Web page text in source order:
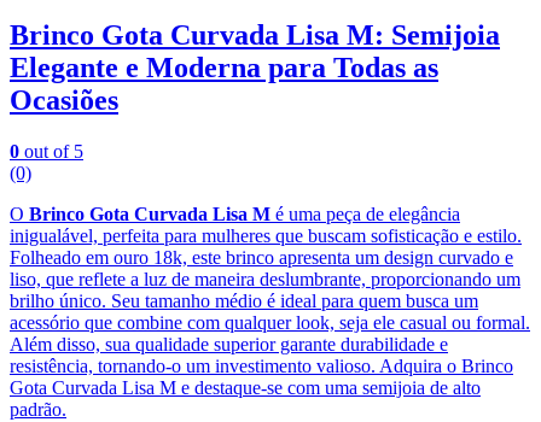
Brinco Gota Curvada Lisa M: Semijoia
Elegante e Moderna para Todas as
Ocasiões
0 out of 5
(0)
O Brinco Gota Curvada Lisa M é uma peça de elegância
inigualável, perfeita para mulheres que buscam sofisticação e estilo.
Folheado em ouro 18k, este brinco apresenta um design curvado e
liso, que reflete a luz de maneira deslumbrante, proporcionando um
brilho único. Seu tamanho médio é ideal para quem busca um
acessório que combine com qualquer look, seja ele casual ou formal.
Além disso, sua qualidade superior garante durabilidade e
resistência, tornando-o um investimento valioso. Adquira o Brinco
Gota Curvada Lisa M e destaque-se com uma semijoia de alto
padrão.